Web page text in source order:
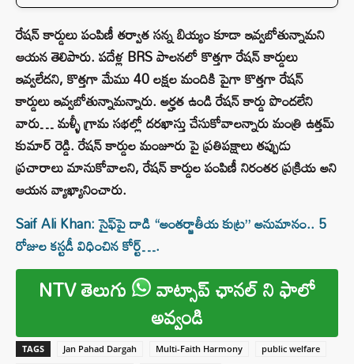
రేషన్ కార్డులు పంపిణీ తర్వాత సన్న బియ్యం కూడా ఇవ్వబోతున్నామని
ఆయన తెలిపారు. పదేళ్ల BRS పాలనలో కొత్తగా రేషన్ కార్డులు
ఇవ్వలేదని, కొత్తగా మేము 40 లక్షల మందికి పైగా కొత్తగా రేషన్
కార్డులు ఇవ్వబోతున్నామన్నారు. అర్హత ఉండి రేషన్ కార్డు పొందలేని
వారు… మళ్ళీ గ్రామ సభల్లో దరఖాస్తు చేసుకోవాలన్నారు మంత్రి ఉత్తమ్‌
కుమార్‌ రెడ్డి. రేషన్ కార్డుల మంజూరు పై ప్రతిపక్షాలు తప్పుడు
ప్రచారాలు మానుకోవాలని, రేషన్ కార్డుల పంపిణీ నిరంతర ప్రక్రియ అని
ఆయన వ్యాఖ్యానించారు.
Saif Ali Khan: సైఫ్‌పై దాడి “అంతర్జాతీయ కుట్ర” అనుమానం.. 5
రోజుల కస్టడీ విధించిన కోర్ట్….
NTV తెలుగు వాట్సాప్ ఛానల్ ని ఫాలో
అవ్వండి
TAGS Jan Pahad Dargah Multi-Faith Harmony
public welfare